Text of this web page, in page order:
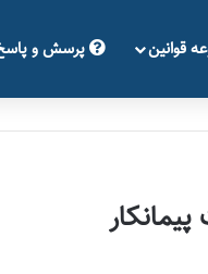
قوانین پرسش و